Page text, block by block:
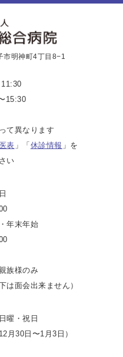
市明神町4丁目8−1
15:30
て異なります
表 」「 休診情報 」を
い
年末年始
族様のみ
は面会出来ません）
曜・祝日
月30日〜1月3日）